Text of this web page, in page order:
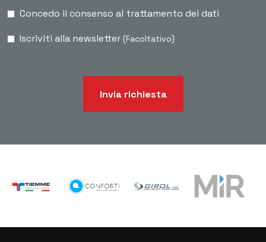
Concedo il consenso al trattamento dei dati
Iscriviti alla newsletter (Facoltativo)
Invia richiesta